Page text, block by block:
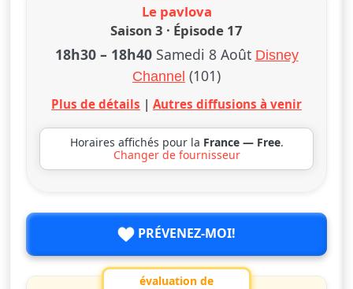
Le pavlova
Saison 3 · Épisode 17
18h30– 18h40 Samedi 8 Août Disney
Channel (101)
Plus de détails | Autres diffusions à venir
Horaires affichés pour la France — Free.
Changer de fournisseur
PRÉVENEZ-MOI!
évaluation de